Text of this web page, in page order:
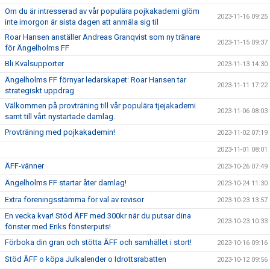
Om du är intresserad av vår populära pojkakademi glöm
inte imorgon är sista dagen att anmäla sig til
2023-11-16 09:25
Roar Hansen anställer Andreas Granqvist som ny tränare
för Ängelholms FF
2023-11-15 09:37
Bli Kvalsupporter 2023-11-13 14:30
Ängelholms FF förnyar ledarskapet: Roar Hansen tar
strategiskt uppdrag
2023-11-11 17:22
Välkommen på provträning till vår populära tjejakademi
samt till vårt nystartade damlag.
2023-11-06 08:03
Provträning med pojkakademin! 2023-11-02 07:19
2023-11-01 08:01
ÄFF-vänner 2023-10-26 07:49
Ängelholms FF startar åter damlag! 2023-10-24 11:30
Extra föreningsstämma för val av revisor 2023-10-23 13:57
En vecka kvar! Stöd ÄFF med 300kr när du putsar dina
fönster med Eriks fönsterputs!
2023-10-23 10:33
Förboka din gran och stötta ÄFF och samhället i stort! 2023-10-16 09:16
Stöd ÄFF o köpa Julkalender o Idrottsrabatten 2023-10-12 09:56